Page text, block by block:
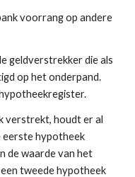
voorrang op andere
geldverstrekker die als
op het onderpand.
verstrekt, houdt er al
eerste hypotheek
de waarde van het
tweede hypotheek